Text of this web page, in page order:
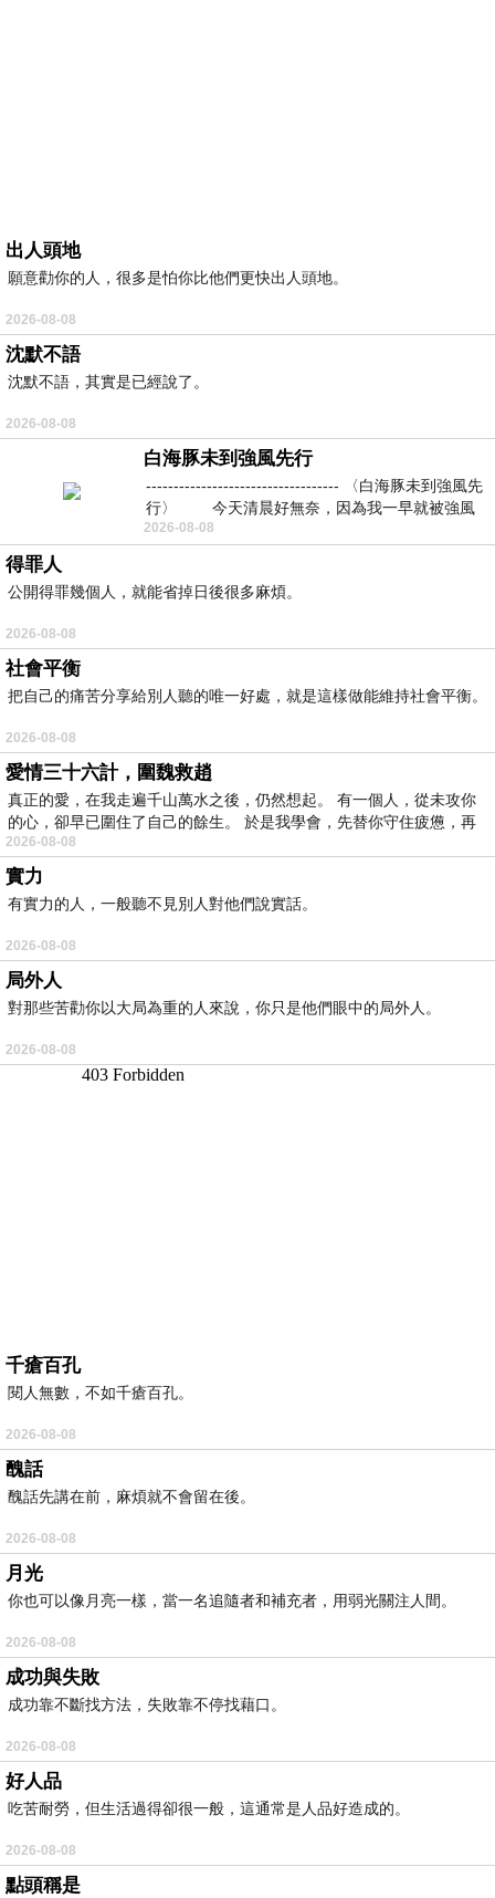
出人頭地
願意勸你的人，很多是怕你比他們更快出人頭地。
2026-08-08
沈默不語
沈默不語，其實是已經說了。
2026-08-08
白海豚未到強風先行
----------------------------------- 〈白海豚未到強風先
行〉 今天清晨好無奈，因為我一早就被強風
2026-08-08
得罪人
公開得罪幾個人，就能省掉日後很多麻煩。
2026-08-08
社會平衡
把自己的痛苦分享給別人聽的唯一好處，就是這樣做能維持社會平衡。
2026-08-08
愛情三十六計，圍魏救趙
真正的愛，在我走遍千山萬水之後，仍然想起。 有一個人，從未攻你
的心，卻早已圍住了自己的餘生。 於是我學會，先替你守住疲憊，再
2026-08-08
實力
有實力的人，一般聽不見別人對他們說實話。
2026-08-08
局外人
對那些苦勸你以大局為重的人來說，你只是他們眼中的局外人。
2026-08-08
千瘡百孔
閱人無數，不如千瘡百孔。
2026-08-08
醜話
醜話先講在前，麻煩就不會留在後。
2026-08-08
月光
你也可以像月亮一樣，當一名追隨者和補充者，用弱光關注人間。
2026-08-08
成功與失敗
成功靠不斷找方法，失敗靠不停找藉口。
2026-08-08
好人品
吃苦耐勞，但生活過得卻很一般，這通常是人品好造成的。
2026-08-08
點頭稱是